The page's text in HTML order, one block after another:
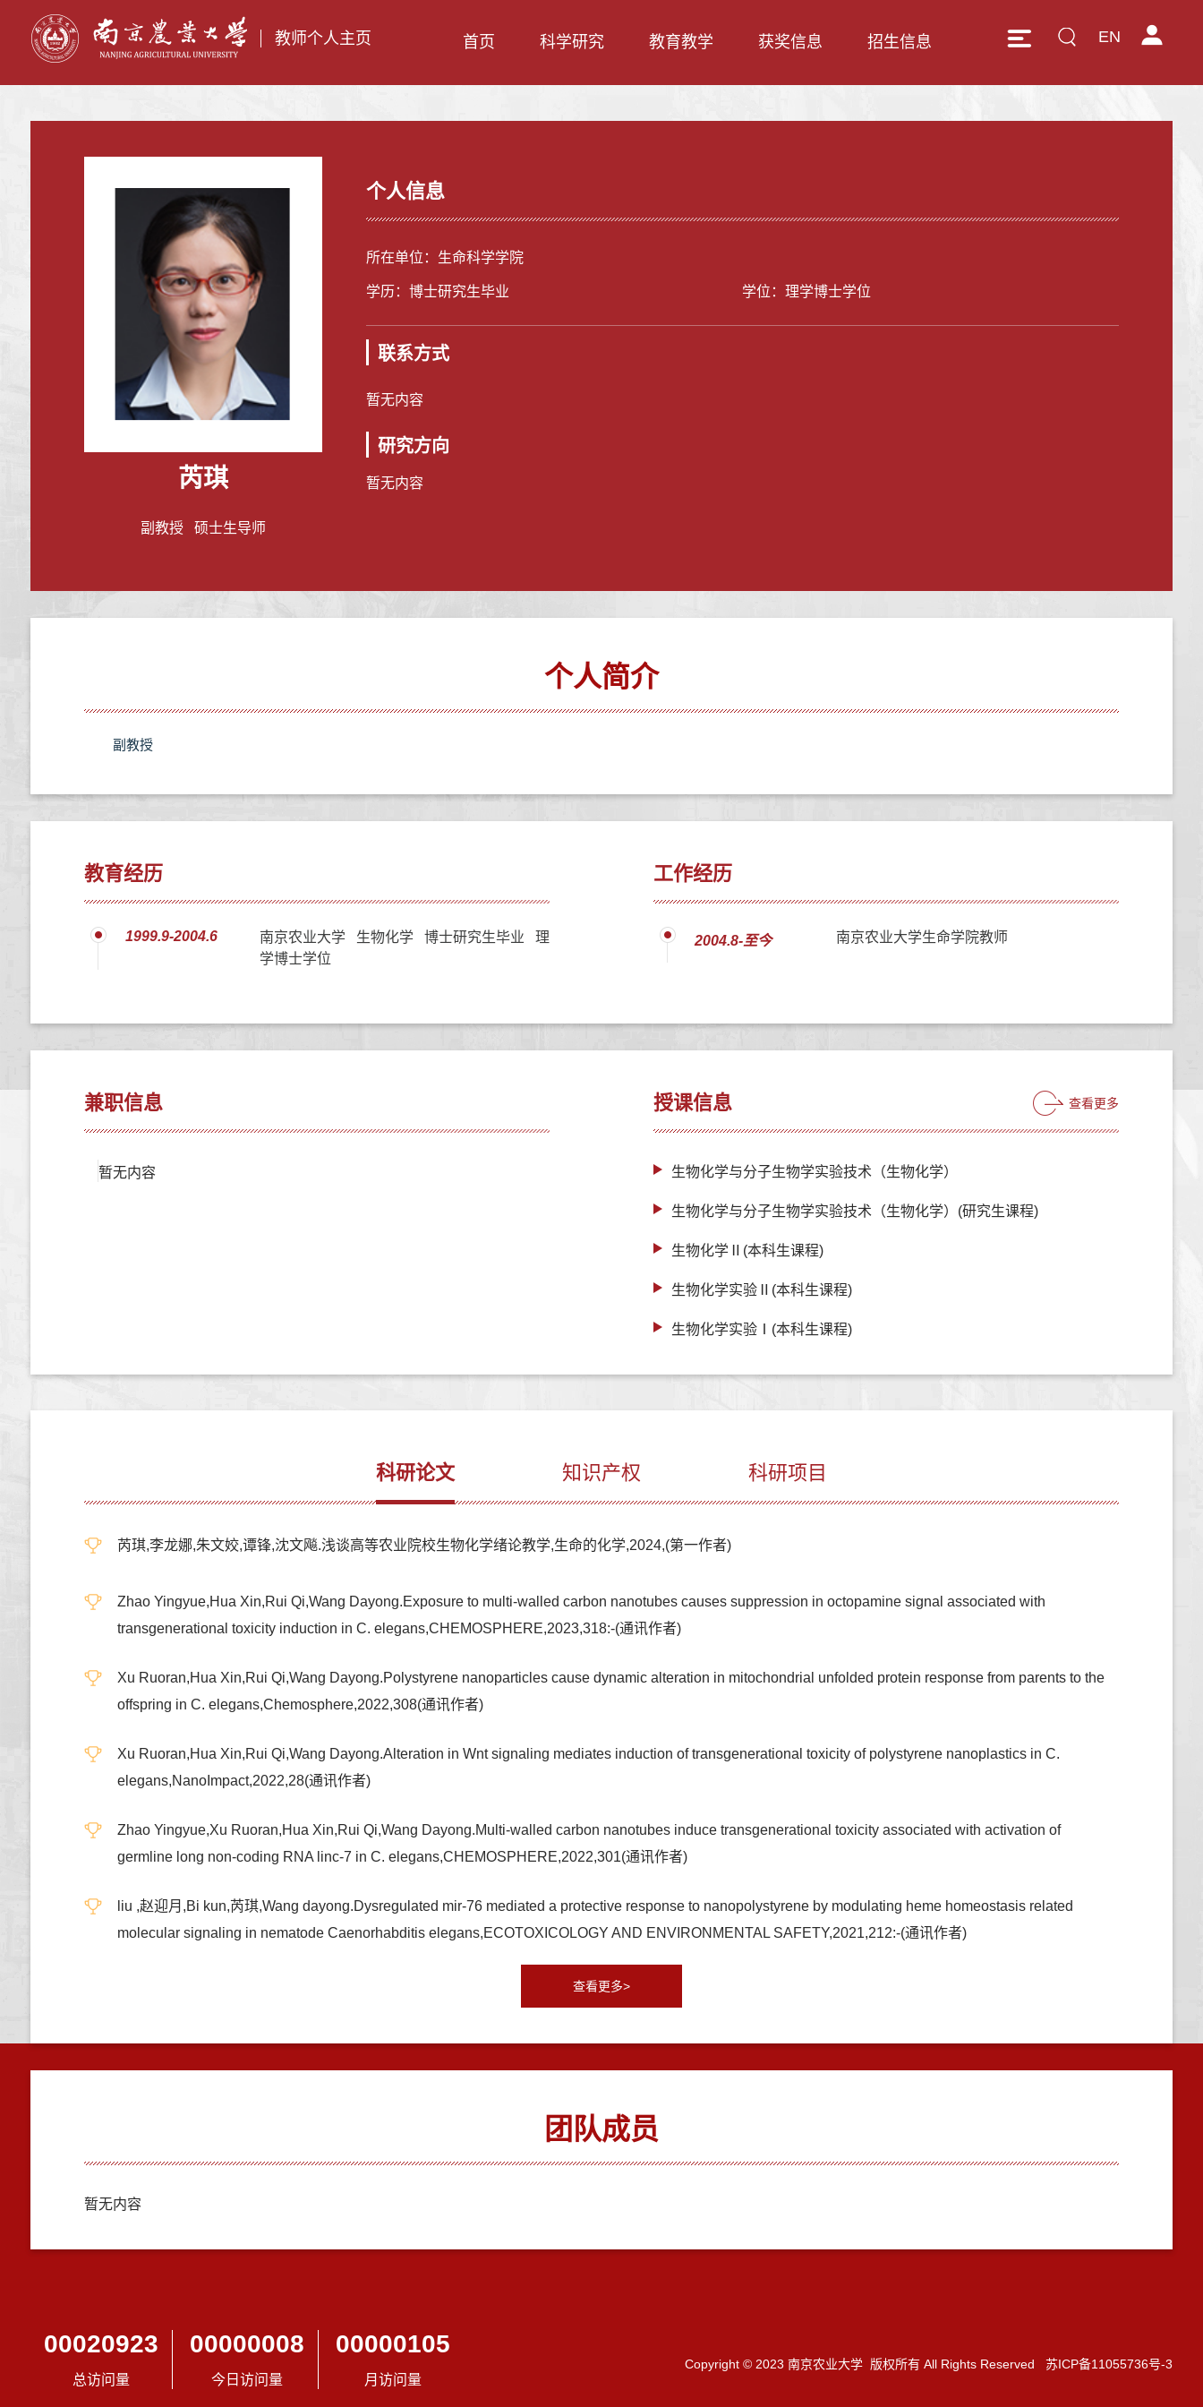
教师个人主页 EN
首页 科学研究 教育教学 获奖信息 招生信息
芮琪
副教授 硕士生导师
个人信息
所在单位：生命科学学院
学历：博士研究生毕业 学位：理学博士学位
联系方式
暂无内容
研究方向
暂无内容
个人简介
副教授
教育经历
1999.9-2004.6
南京农业大学 生物化学 博士研究生毕业 理
学博士学位
工作经历
2004.8-至今 南京农业大学生命学院教师
兼职信息
暂无内容
授课信息 查看更多
生物化学与分子生物学实验技术（生物化学）
生物化学与分子生物学实验技术（生物化学）(研究生课程)
生物化学Ⅱ(本科生课程)
生物化学实验Ⅱ(本科生课程)
生物化学实验Ⅰ(本科生课程)
科研论文 知识产权 科研项目
芮琪,李龙娜,朱文姣,谭锋,沈文飚.浅谈高等农业院校生物化学绪论教学,生命的化学,2024,(第一作者)
Zhao Yingyue,Hua Xin,Rui Qi,Wang Dayong.Exposure to multi-walled carbon nanotubes causes suppression in octopamine signal associated with
transgenerational toxicity induction in C. elegans,CHEMOSPHERE,2023,318:-(通讯作者)
Xu Ruoran,Hua Xin,Rui Qi,Wang Dayong.Polystyrene nanoparticles cause dynamic alteration in mitochondrial unfolded protein response from parents to the
offspring in C. elegans,Chemosphere,2022,308(通讯作者)
Xu Ruoran,Hua Xin,Rui Qi,Wang Dayong.Alteration in Wnt signaling mediates induction of transgenerational toxicity of polystyrene nanoplastics in C.
elegans,NanoImpact,2022,28(通讯作者)
Zhao Yingyue,Xu Ruoran,Hua Xin,Rui Qi,Wang Dayong.Multi-walled carbon nanotubes induce transgenerational toxicity associated with activation of
germline long non-coding RNA linc-7 in C. elegans,CHEMOSPHERE,2022,301(通讯作者)
liu ,赵迎月,Bi kun,芮琪,Wang dayong.Dysregulated mir-76 mediated a protective response to nanopolystyrene by modulating heme homeostasis related
molecular signaling in nematode Caenorhabditis elegans,ECOTOXICOLOGY AND ENVIRONMENTAL SAFETY,2021,212:-(通讯作者)
查看更多>
团队成员
暂无内容
00020923
总访问量
00000008
今日访问量
00000105
月访问量
Copyright © 2023 南京农业大学 版权所有 All Rights Reserved 苏ICP备11055736号-3